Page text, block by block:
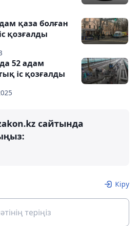
қаза болған
қозғалды
52 адам
іс қозғалды
сайтында
Кіру